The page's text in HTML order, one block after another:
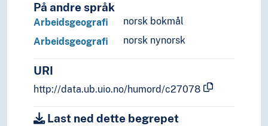
På andre språk
norsk bokmål
Arbeidsgeografi
norsk nynorsk
Arbeidsgeografi
URI
http://data.ub.uio.no/humord/c27078
Last ned dette begrepet